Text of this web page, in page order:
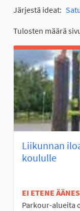
Järjestä ideat:
Tulosten määrä
Liikunnan
koululle
EI ETENE
Parkour-alueita